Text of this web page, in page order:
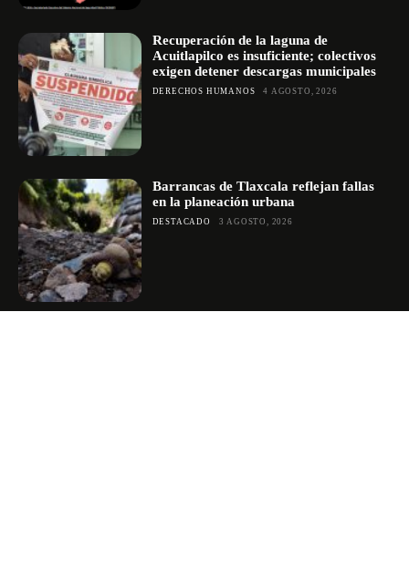
Recuperación de la laguna de
Acuitlapilco es insuficiente; colectivos
exigen detener descargas municipales
DERECHOS HUMANOS 4 AGOSTO, 2026
Barrancas de Tlaxcala reflejan fallas
en la planeación urbana
DESTACADO 3 AGOSTO, 2026